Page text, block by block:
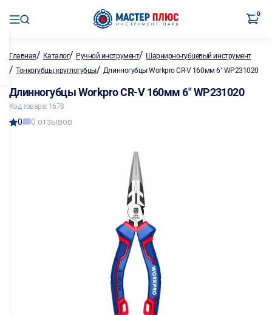
0
Главная/ Каталог/ Ручной инструмент/ Шарнирно-губцевый инструмент
/ Тонкогубцы, круглогубцы/ Длинногубцы Workpro CR-V 160мм 6" WP231020
Длинногубцы Workpro CR-V 160мм 6" WP231020
Код товара: 1678
0 0 отзывов